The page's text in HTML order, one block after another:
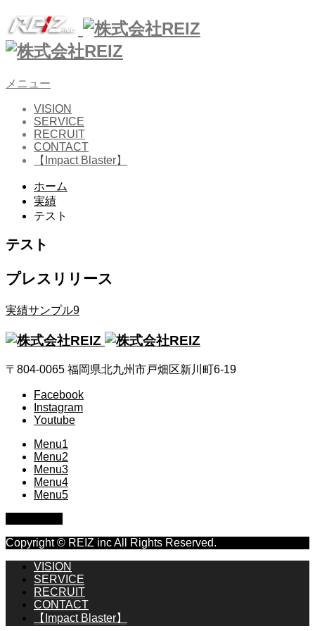
メニュー
VISION
SERVICE
RECRUIT
CONTACT
【Impact Blaster】
ホーム
実績
テスト
テスト
プレスリリース
実績サンプル9
〒804-0065 福岡県北九州市戸畑区新川町6-19
Facebook
Instagram
Youtube
Menu1
Menu2
Menu3
Menu4
Menu5
Copyright © REIZ inc All Rights Reserved.
VISION
SERVICE
RECRUIT
CONTACT
【Impact Blaster】